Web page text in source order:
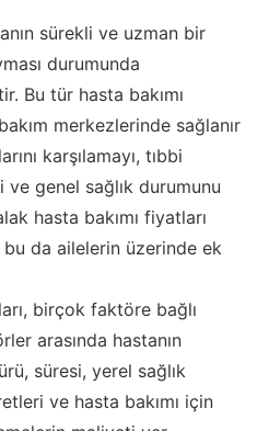
sürekli ve uzman bir
durumunda
Bu tür hasta bakımı
merkezlerinde sağlanır
karşılamayı, tıbbi
genel sağlık durumunu
hasta bakımı fiyatları
da ailelerin üzerinde ek
birçok faktöre bağlı
arasında hastanın
süresi, yerel sağlık
ve hasta bakımı için